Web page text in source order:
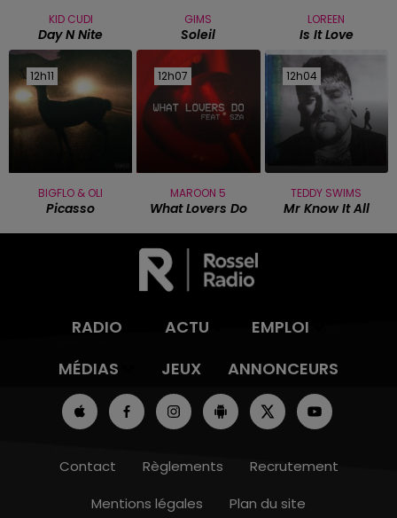
KID CUDI
Day N Nite
GIMS
Soleil
LOREEN
Is It Love
12h11
12h11
BIGFLO & OLI
Picasso
12h07
12h07
MAROON 5
What Lovers Do
12h04
12h04
TEDDY SWIMS
Mr Know It All
RADIO ACTU
EMPLOI
MÉDIAS
JEUX ANNONCEURS
Contact Règlements
Recrutement
Mentions légales
Plan du site